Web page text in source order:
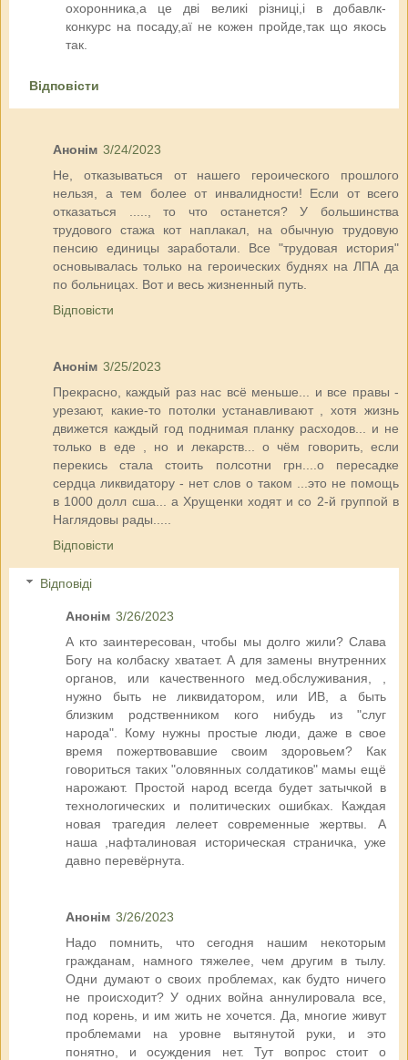
охоронника,а це дві великі різниці,і в добавлк-
конкурс на посаду,аї не кожен пройде,так що якось
так.
Відповісти
Анонім 3/24/2023
Не, отказываться от нашего героического прошлого
нельзя, а тем более от инвалидности! Если от всего
отказаться ....., то что останется? У большинства
трудового стажа кот наплакал, на обычную трудовую
пенсию единицы заработали. Все "трудовая история"
основывалась только на героических буднях на ЛПА да
по больницах. Вот и весь жизненный путь.
Відповісти
Анонім 3/25/2023
Прекрасно, каждый раз нас всё меньше... и все правы -
урезают, какие-то потолки устанавливают , хотя жизнь
движется каждый год поднимая планку расходов... и не
только в еде , но и лекарств... о чём говорить, если
перекись стала стоить полсотни грн....о пересадке
сердца ликвидатору - нет слов о таком ...это не помощь
в 1000 долл сша... а Хрущенки ходят и со 2-й группой в
Наглядовы рады.....
Відповісти
Відповіді
Анонім 3/26/2023
А кто заинтересован, чтобы мы долго жили? Слава
Богу на колбаску хватает. А для замены внутренних
органов, или качественного мед.обслуживания, ,
нужно быть не ликвидатором, или ИВ, а быть
близким родственником кого нибудь из "слуг
народа". Кому нужны простые люди, даже в свое
время пожертвовавшие своим здоровьем? Как
говориться таких "оловянных солдатиков" мамы ещё
нарожают. Простой народ всегда будет затычкой в
технологических и политических ошибках. Каждая
новая трагедия лелеет современные жертвы. А
наша ,нафталиновая историческая страничка, уже
давно перевёрнута.
Анонім 3/26/2023
Надо помнить, что сегодня нашим некоторым
гражданам, намного тяжелее, чем другим в тылу.
Одни думают о своих проблемах, как будто ничего
не происходит? У одних война аннулировала все,
под корень, и им жить не хочется. Да, многие живут
проблемами на уровне вытянутой руки, и это
понятно, и осуждения нет. Тут вопрос стоит о